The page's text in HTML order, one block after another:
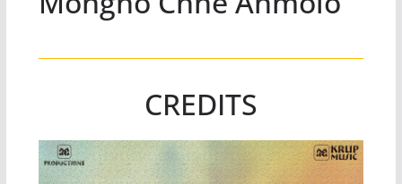
CREDITS